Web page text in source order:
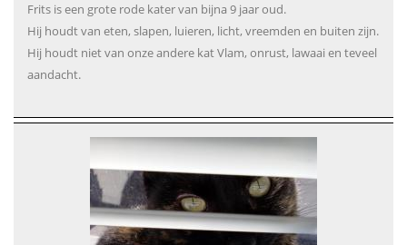
Frits is een grote rode kater van bijna 9 jaar oud.
Hij houdt van eten, slapen, luieren, licht, vreemden en buiten zijn.
Hij houdt niet van onze andere kat Vlam, onrust, lawaai en teveel
aandacht.